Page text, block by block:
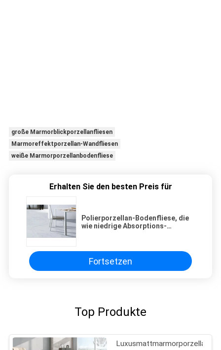
große Marmorblickporzellanfliesen
Marmoreffektporzellan-Wandfliesen
weiße Marmorporzellanbodenfliese
Erhalten Sie den besten Preis für
Polierporzellan-Bodenfliese, die
wie niedrige Absorptions-
Fortsetzen
Top Produkte
Luxusmattmarmorporzellan-